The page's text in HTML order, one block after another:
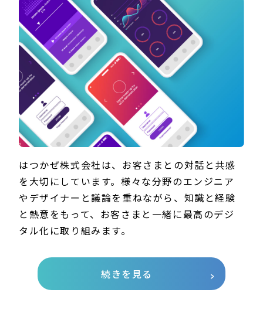
はつかぜ株式会社は、お客さまとの対話と共感
を大切にしています。様々な分野のエンジニア
やデザイナーと議論を重ねながら、知識と経験
と熱意をもって、お客さまと一緒に最高のデジ
タル化に取り組みます。
続きを見る